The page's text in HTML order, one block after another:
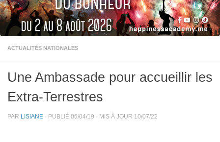
ACTUALITÉS NATIONALES
Une Ambassade pour accueillir les
Extra-Terrestres
PAR LISIANE · PUBLIÉ 06/04/19 · MIS À JOUR 10/07/22